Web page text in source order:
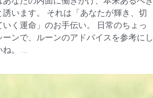
月6日·
占い,占い梓,二十四節気,ルーン
あなたの内面に働きかけ、本来あるべき
誘います。 それは「あなたが輝き、切